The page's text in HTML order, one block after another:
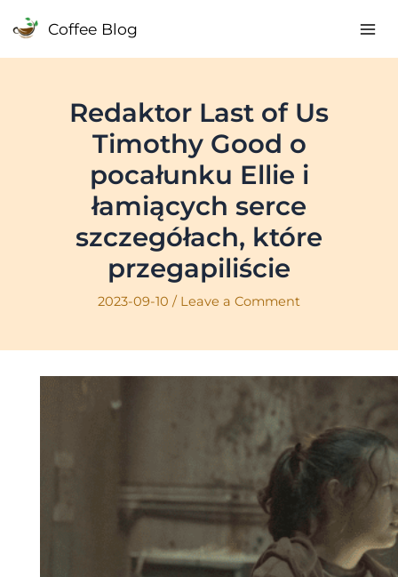
Coffee Blog
Redaktor Last of Us
Timothy Good o
pocałunku Ellie i
łamiących serce
szczegółach, które
przegapiliście
2023-09-10 / Leave a Comment